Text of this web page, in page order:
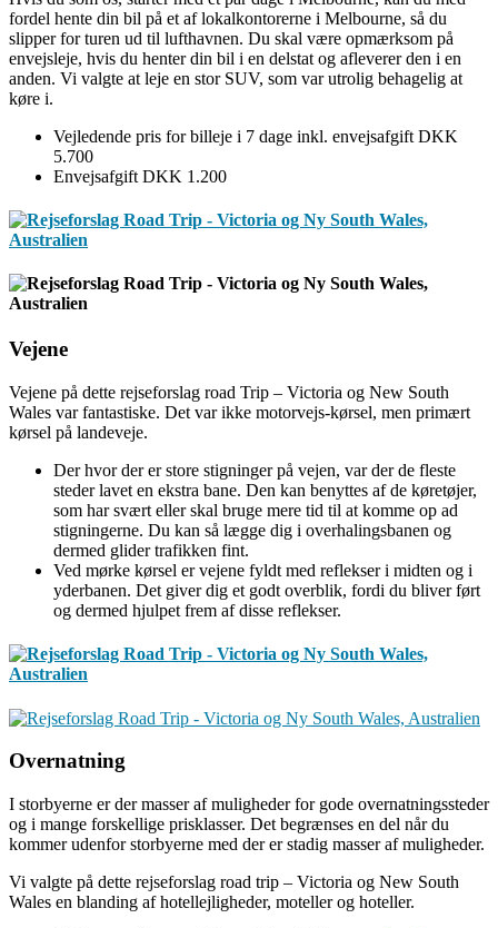
fordel hente din bil på et af lokalkontorerne i Melbourne, så du
slipper for turen ud til lufthavnen. Du skal være opmærksom på
envejsleje, hvis du henter din bil i en delstat og afleverer den i en
anden. Vi valgte at leje en stor SUV, som var utrolig behagelig at
køre i.
Vejledende pris for billeje i 7 dage inkl. envejsafgift DKK
5.700
Envejsafgift DKK 1.200
Vejene
Vejene på dette rejseforslag road Trip – Victoria og New South
Wales var fantastiske. Det var ikke motorvejs-kørsel, men primært
kørsel på landeveje.
Der hvor der er store stigninger på vejen, var der de fleste
steder lavet en ekstra bane. Den kan benyttes af de køretøjer,
som har svært eller skal bruge mere tid til at komme op ad
stigningerne. Du kan så lægge dig i overhalingsbanen og
dermed glider trafikken fint.
Ved mørke kørsel er vejene fyldt med reflekser i midten og i
yderbanen. Det giver dig et godt overblik, fordi du bliver ført
og dermed hjulpet frem af disse reflekser.
Overnatning
I storbyerne er der masser af muligheder for gode overnatningssteder
og i mange forskellige prisklasser. Det begrænses en del når du
kommer udenfor storbyerne med der er stadig masser af muligheder.
Vi valgte på dette rejseforslag road trip – Victoria og New South
Wales en blanding af hotellejligheder, moteller og hoteller.